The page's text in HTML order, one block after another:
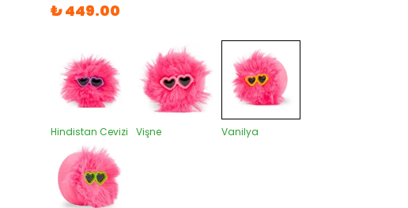
₺ 449.00
Hindistan Cevizi Vişne Vanilya